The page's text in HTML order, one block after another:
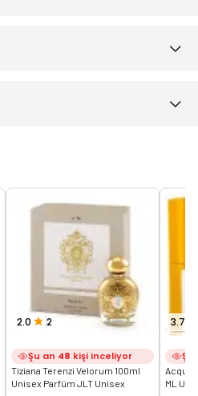
2.0 2
Şu an 48 kişi inceliyor
Tiziana Terenzi Velorum 100ml
Unisex Parfüm JLT Unisex
3.7
Şu
Acqua
ML